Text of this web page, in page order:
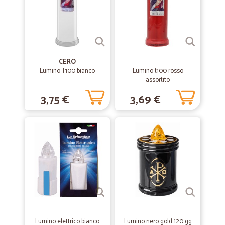
con un piccolo omaggio inaspettato che non dispiace mai, che dire...
complimenti e grazie
—Irena M.
Primo ordine che ho effettuato
Primo ordine che ho effettuato. Tutto ben imballato e siccome avevo
troppo vicine.
—Lucia flavia T.
Prodotti corrispondenti alla…
Prodotti corrispondenti alla descrizione. Imballo un po’ troppo grande
—Vanni L.
CERO
Lumino T100 bianco
3,75 €
Lumino t100 rosso
assortito
3,69 €
Lumino elettrico bianco
Lumino nero gold 120 gg